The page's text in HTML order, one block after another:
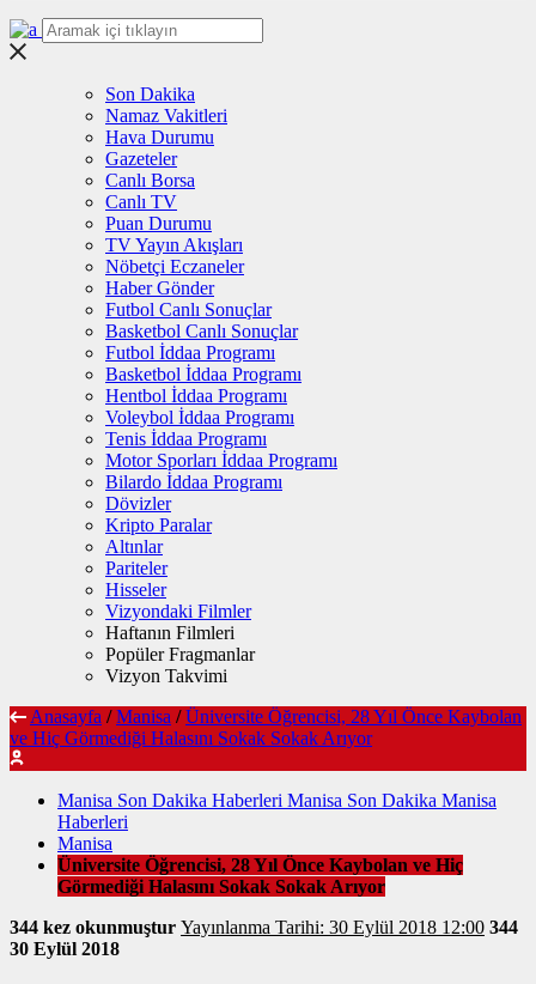
Son Dakika
Namaz Vakitleri
Hava Durumu
Gazeteler
Canlı Borsa
Canlı TV
Puan Durumu
TV Yayın Akışları
Nöbetçi Eczaneler
Haber Gönder
Futbol Canlı Sonuçlar
Basketbol Canlı Sonuçlar
Futbol İddaa Programı
Basketbol İddaa Programı
Hentbol İddaa Programı
Voleybol İddaa Programı
Tenis İddaa Programı
Motor Sporları İddaa Programı
Bilardo İddaa Programı
Dövizler
Kripto Paralar
Altınlar
Pariteler
Hisseler
Vizyondaki Filmler
Haftanın Filmleri
Popüler Fragmanlar
Vizyon Takvimi
Anasayfa / Manisa / Üniversite Öğrencisi, 28 Yıl Önce Kaybolan
ve Hiç Görmediği Halasını Sokak Sokak Arıyor
Manisa Son Dakika Haberleri Manisa Son Dakika Manisa
Haberleri
Manisa
Üniversite Öğrencisi, 28 Yıl Önce Kaybolan ve Hiç
Görmediği Halasını Sokak Sokak Arıyor
344 kez okunmuştur Yayınlanma Tarihi: 30 Eylül 2018 12:00 344
30 Eylül 2018